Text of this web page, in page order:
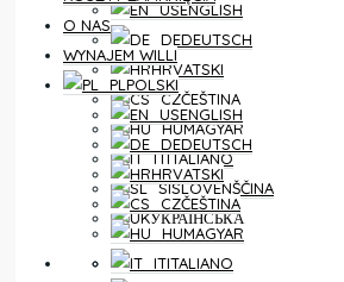
ENGLISH
DEUTSCH
HRVATSKI
ČEŠTINA
MAGYAR
ITALIANO
SLOVENŠČINA
УКРАЇНСЬКА
ULUBIONE 0
O NAS
WYNAJEM WILLI
POLSKI
ENGLISH
DEUTSCH
HRVATSKI
ČEŠTINA
MAGYAR
ITALIANO